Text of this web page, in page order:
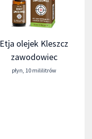
Etja olejek Kleszcz
zawodowiec
płyn, 10 mililitrów